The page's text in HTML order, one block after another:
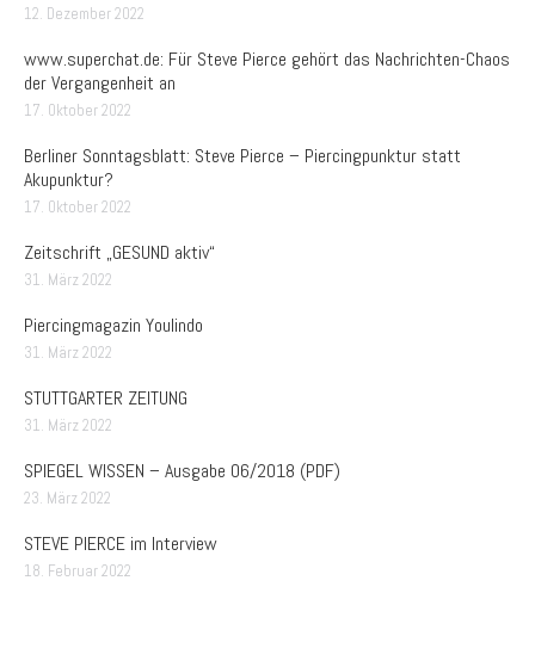
12. Dezember 2022
www.superchat.de: Für Steve Pierce gehört das Nachrichten-Chaos
der Vergangenheit an
17. Oktober 2022
Berliner Sonntagsblatt: Steve Pierce – Piercingpunktur statt
Akupunktur?
17. Oktober 2022
Zeitschrift „GESUND aktiv“
31. März 2022
Piercingmagazin Youlindo
31. März 2022
STUTTGARTER ZEITUNG
31. März 2022
SPIEGEL WISSEN – Ausgabe 06/2018 (PDF)
23. März 2022
STEVE PIERCE im Interview
18. Februar 2022